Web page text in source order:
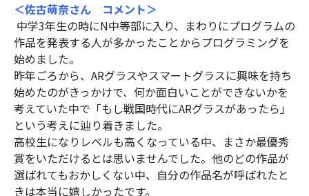
＜佐古萌奈さん コメント＞
中学3年生の時にN中等部に入り、まわりにプログラムの
作品を発表する人が多かったことからプログラミングを
始めました。
昨年ごろから、ARグラスやスマートグラスに興味を持ち
始めたのがきっかけで、何か面白いことができないかを
考えていた中で「もし戦国時代にARグラスがあったら」
という考えに辿り着きました。
高校生になりレベルも高くなっている中、まさか最優秀
賞をいただけるとは思いませんでした。他のどの作品が
選ばれてもおかしくない中、自分の作品名が呼ばれたと
きは本当に嬉しかったです。